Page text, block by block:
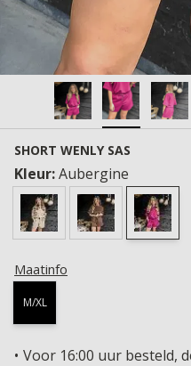
SHORT WENLY SAS
Kleur:Aubergine
Maatinfo
M/XL
Voor 16:00 uur besteld,